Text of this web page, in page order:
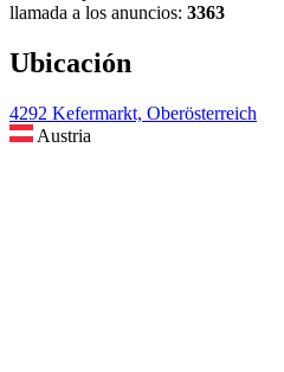
llamada a los anuncios: 3363
Ubicación
4292 Kefermarkt, Oberösterreich
Austria